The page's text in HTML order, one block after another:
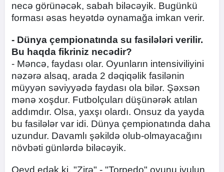
necə görünəcək, sabah biləcəyik. Bugünkü
forması əsas heyətdə oynamağa imkan verir.
- Dünya çempionatında su fasilələri verilir.
Bu haqda fikriniz necədir?
- Məncə, faydası olar. Oyunların intensiviliyini
nəzərə alsaq, arada 2 dəqiqəlik fasilənin
müyyən səviyyədə faydası ola bilər. Şəxsən
mənə xoşdur. Futbolçuları düşünərək atılan
addımdır. Olsa, yaxşı olardı. Onsuz da yayda
bu fasilələr var idi. Dünya çempionatında daha
uzundur. Davamlı şəkildə olub-olmayacağını
növbəti günlərdə biləcəyik.